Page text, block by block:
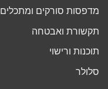
מדפסות סורקים ומתכלים
תקשורת ואבטחה
תוכנות ורישוי
סלולר